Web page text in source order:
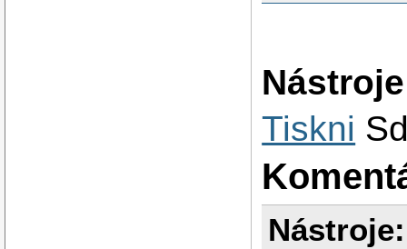
Nástroje
Tiskni
Nástroje: